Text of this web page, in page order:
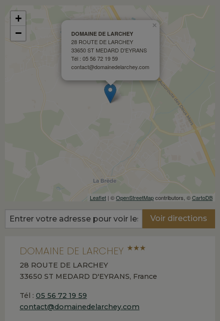
DOMAINE DE LARCHEY
28 ROUTE DE LARCHEY
33650 ST MEDARD D'EYRANS
Tél : 05 56 72 19 59
contact@domainedelarchey.com
×
+
−
Leaflet | ©OpenStreetMapcontributors, ©CartoDB
Voir directions
DOMAINE DE LARCHEY ★★★
28 ROUTE DE LARCHEY
33650 ST MEDARD D'EYRANS, France
Tél : 05 56 72 19 59
contact@domainedelarchey.com